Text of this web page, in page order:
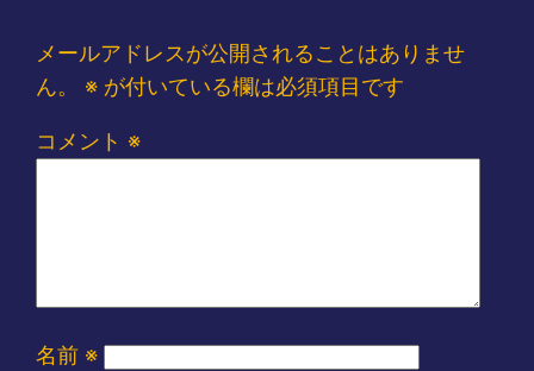
メールアドレスが公開されることはありませ
ん。
※ が付いている欄は必須項目です
コメント ※
名前 ※